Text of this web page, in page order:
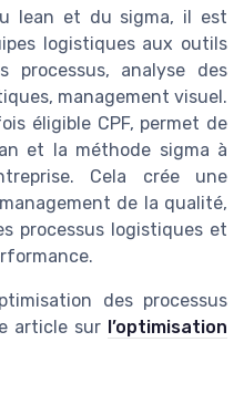
lean et du sigma, il est
logistiques aux outils
processus, analyse des
management visuel.
éligible CPF, permet de
et la méthode sigma à
Cela crée une
de la qualité,
processus logistiques et
des processus
article sur l’optimisation